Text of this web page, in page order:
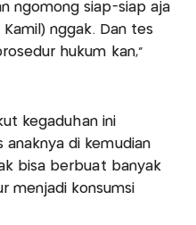
ngomong siap-siap aja
nggak. Dan tes
hukum kan,"
kegaduhan ini
di kemudian
bisa berbuat banyak
menjadi konsumsi